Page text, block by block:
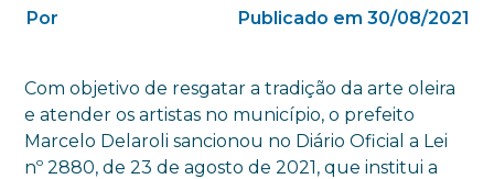
Por Publicado em 30/08/2021
Com objetivo de resgatar a tradição da arte oleira
e atender os artistas no município, o prefeito
Marcelo Delaroli sancionou no Diário Oficial a Lei
nº 2880, de 23 de agosto de 2021, que institui a